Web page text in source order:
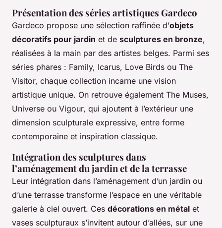
Présentation des séries artistiques Gardeco
Gardeco propose une sélection raffinée d’objets
décoratifs pour jardin et de sculptures en bronze,
réalisées à la main par des artistes belges. Parmi ses
séries phares : Family, Icarus, Love Birds ou The
Visitor, chaque collection incarne une vision
artistique unique. On retrouve également The Muses,
Universe ou Vigour, qui ajoutent à l’extérieur une
dimension sculpturale expressive, entre forme
contemporaine et inspiration classique.
Intégration des sculptures dans
l’aménagement du jardin et de la terrasse
Leur intégration dans l’aménagement d’un jardin ou
d’une terrasse transforme l’espace en une véritable
galerie à ciel ouvert. Ces décorations en métal et
vases sculpturaux s’invitent autour d’allées, sur une